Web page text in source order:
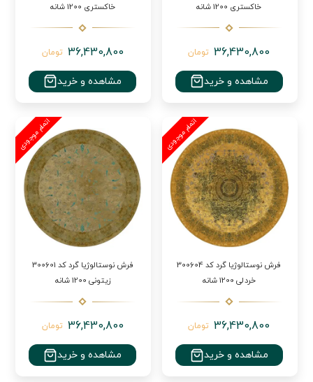
خاکستری 1200 شانه
36,430,800 تومان
مشاهده و خرید
خاکستری 1200 شانه
36,430,800 تومان
مشاهده و خرید
فرش نوستالوژیا گرد کد 300604
خردلی 1200 شانه
36,430,800 تومان
مشاهده و خرید
فرش نوستالوژیا گرد کد 300601
زیتونی 1200 شانه
36,430,800 تومان
مشاهده و خرید